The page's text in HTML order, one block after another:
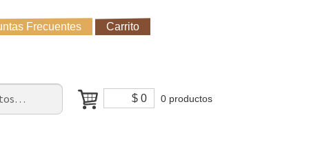
Frecuentes Carrito
Cómo Comprar?
$0 0 productos